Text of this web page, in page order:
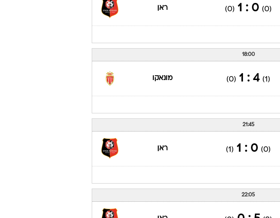
(0)
0 : 1
(0) ראן
18:00
(1)
4 : 1
(0) מונאקו
21:45
(0)
0 : 1
(1) ראן
22:05